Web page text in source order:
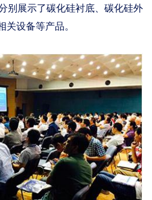
别展示了碳化硅衬底、碳化硅外
设备等产品。